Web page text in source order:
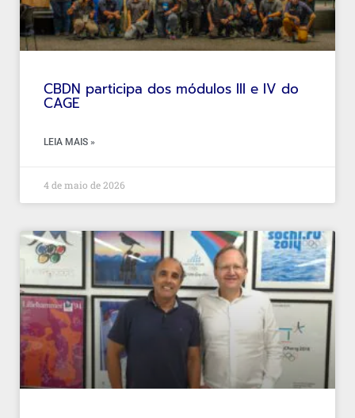
CBDN participa dos módulos III e IV do
CAGE
LEIA MAIS »
4 de maio de 2026